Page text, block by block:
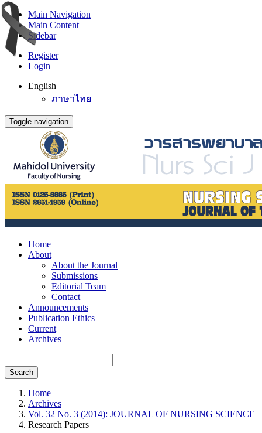
Main Navigation
Main Content
Sidebar
Register
Login
English
ภาษาไทย
Toggle navigation
Home
About
About the Journal
Submissions
Editorial Team
Contact
Announcements
Publication Ethics
Current
Archives
Search
Home
Archives
Vol. 32 No. 3 (2014): JOURNAL OF NURSING SCIENCE
Research Papers